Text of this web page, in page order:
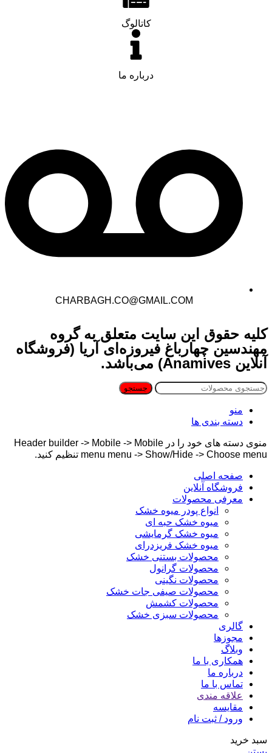
کاتالوگ
درباره ما
CHARBAGH.CO@GMAIL.COM
کلیه حقوق این سایت متعلق به گروه
مهندسین چهارباغ فیروزه‌ای آریا (فروشگاه
آنلاین Anamives) می‌باشد.
جستجو
منو
دسته بندی ها
منوی دسته های خود را در Header builder -> Mobile -> Mobile
menu menu -> Show/Hide -> Choose menu تنظیم کنید.
صفحه اصلی
فروشگاه آنلاین
معرفی محصولات
انواع پودر میوه خشک
میوه خشک حبه ای
میوه خشک گرمایشی
میوه خشک فریزدرای
محصولات بستنی خشک
محصولات گرانول
محصولات نگینی
محصولات صیفی جات خشک
محصولات کشمش
محصولات سبزی خشک
گالری
مجوزها
وبلاگ
همکاری با ما
درباره ما
تماس با ما
علاقه مندی
مقایسه
ورود / ثبت نام
سبد خرید